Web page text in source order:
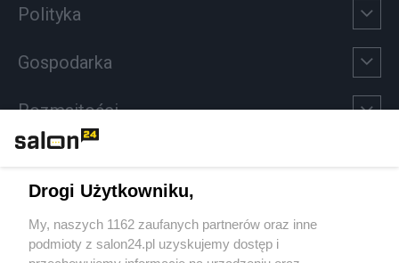
Polityka
Gospodarka
Rozmaitości
Sport
Społeczeństwo
Drogi Użytkowniku,
My, naszych 1162 zaufanych partnerów oraz inne
podmioty z salon24.pl uzyskujemy dostęp i